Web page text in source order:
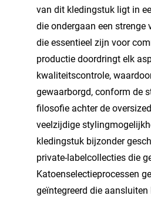
van dit kledingstuk ligt in
die ondergaan een
die essentieel zijn voor
productie doordringt elk
kwaliteitscontrole,
gewaarborgd, conform de
filosofie achter de
veelzijdige
kledingstuk bijzonder
private-labelcollecties die
Katoenselectieprocessen
geïntegreerd die